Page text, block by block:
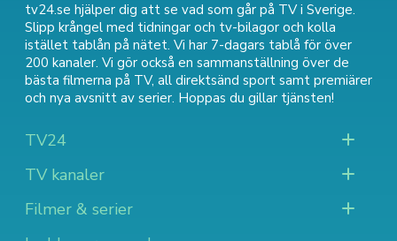
tv24.se hjälper dig att se vad som går på TV i Sverige.
Slipp krångel med tidningar och tv-bilagor och kolla
istället tablån på nätet. Vi har 7-dagars tablå för över
200 kanaler. Vi gör också en sammanställning över de
bästa filmerna på TV, all direktsänd sport samt premiärer
och nya avsnitt av serier. Hoppas du gillar tjänsten!
TV24
TV kanaler
Filmer & serier